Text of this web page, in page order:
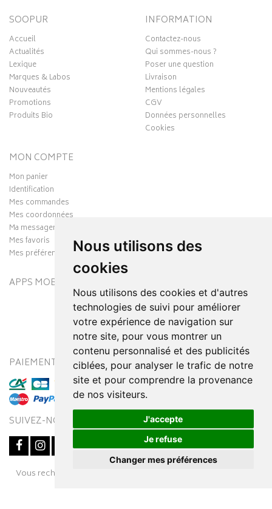
Nous utilisons des
cookies
Nous utilisons des cookies et d'autres
technologies de suivi pour améliorer
votre expérience de navigation sur
notre site, pour vous montrer un
contenu personnalisé et des publicités
ciblées, pour analyser le trafic de notre
site et pour comprendre la provenance
de nos visiteurs.
J'accepte
Je refuse
Changer mes préférences
SOOPUR
Accueil
Actualités
Lexique
Marques & Labos
Nouveautés
Promotions
Produits Bio
INFORMATION
Contactez-nous
Qui sommes-nous ?
Poser une question
Livraison
Mentions légales
CGV
Données personnelles
Cookies
MON COMPTE
Mon panier
Identification
Mes commandes
Mes coordonnées
Ma messagerie
Mes favoris
Mes préférences Cookies
APPS MOBILES
PAIEMENT SÉCURISÉ MODES DE LIVRAISON
SUIVEZ-NOUS SUR
Vous recherchez un médicament ? Découvrez la pharmacie en